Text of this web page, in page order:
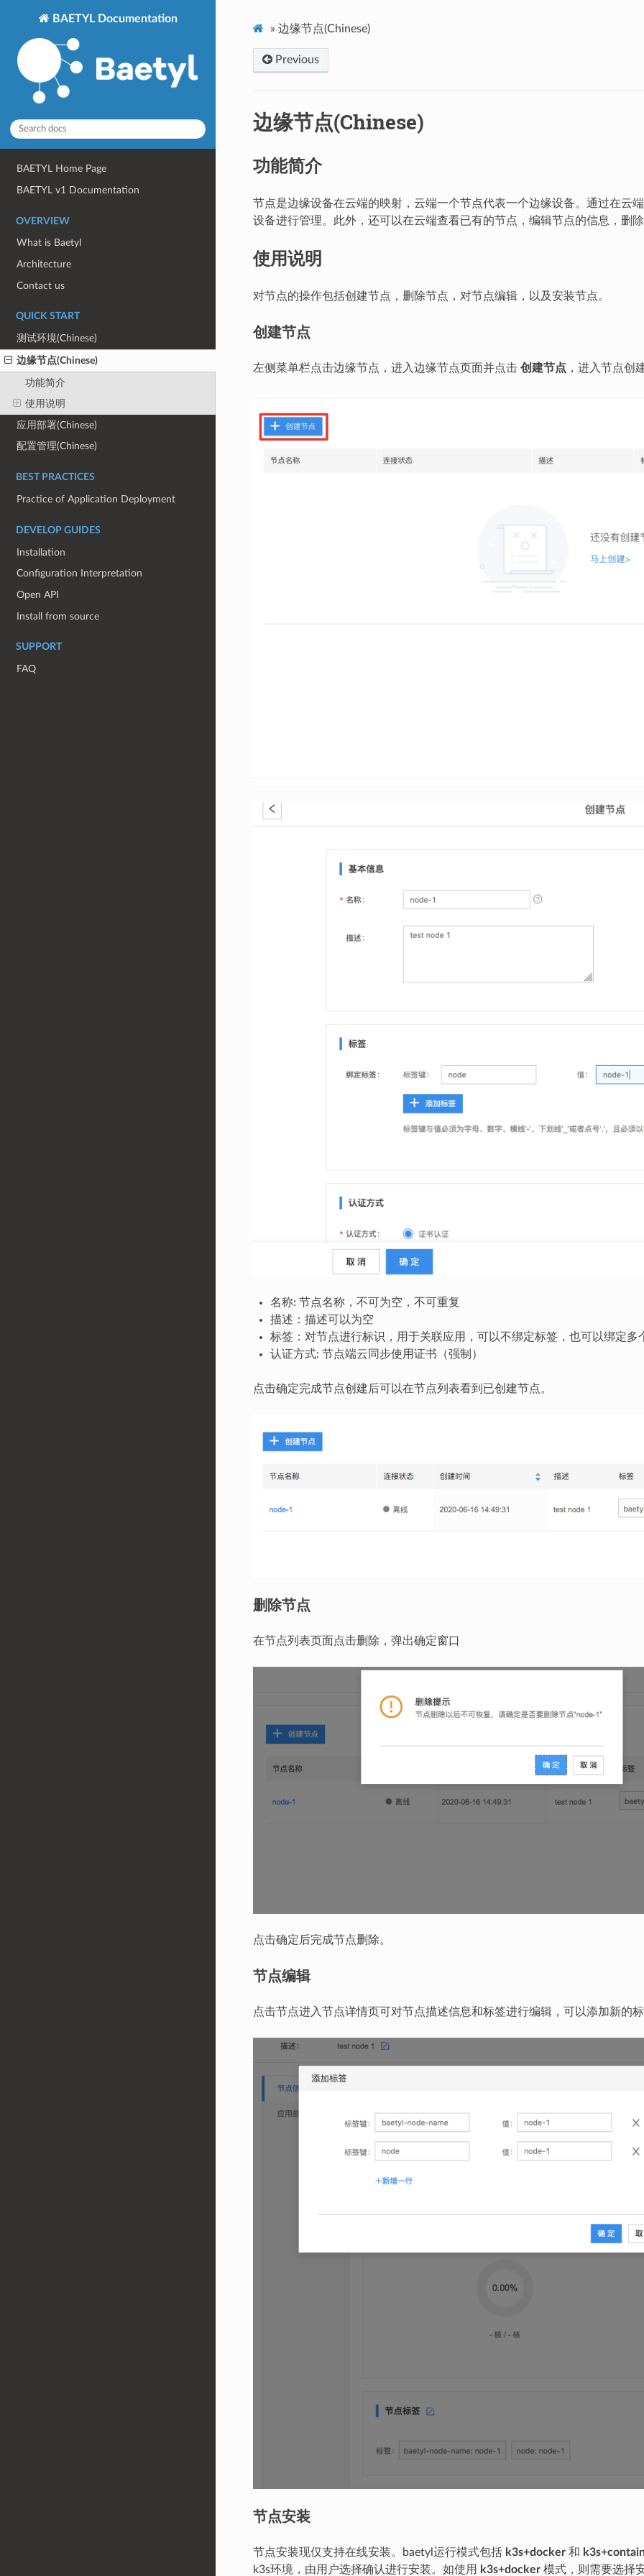
BAETYL Documentation
BAETYL Home Page
BAETYL v1 Documentation
OVERVIEW
What is Baetyl
Architecture
Contact us
QUICK START
测试环境(Chinese)
边缘节点(Chinese)
功能简介
使用说明
应用部署(Chinese)
配置管理(Chinese)
BEST PRACTICES
Practice of Application Deployment
DEVELOP GUIDES
Installation
Configuration Interpretation
Open API
Install from source
SUPPORT
FAQ
» 边缘节点(Chinese)
Previous
边缘节点(Chinese)
功能简介
节点是边缘设备在云端的映射，云端一个节点代表一个边缘设备。通过在云
设备进行管理。此外，还可以在云端查看已有的节点，编辑节点的信息，删
使用说明
对节点的操作包括创建节点，删除节点，对节点编辑，以及安装节点。
创建节点
左侧菜单栏点击边缘节点，进入边缘节点页面并点击 创建节点 ，进入节点创
名称: 节点名称，不可为空，不可重复
描述：描述可以为空
标签：对节点进行标识，用于关联应用，可以不绑定标签，也可以绑定多
认证方式: 节点端云同步使用证书（强制）
点击确定完成节点创建后可以在节点列表看到已创建节点。
删除节点
在节点列表页面点击删除，弹出确定窗口
点击确定后完成节点删除。
节点编辑
点击节点进入节点详情页可对节点描述信息和标签进行编辑，可以添加新的
节点安装
节点安装现仅支持在线安装。baetyl运行模式包括 k3s+docker和
k3s环境，由用户选择确认进行安装。如使用
k3s+docker模式，则需要选择